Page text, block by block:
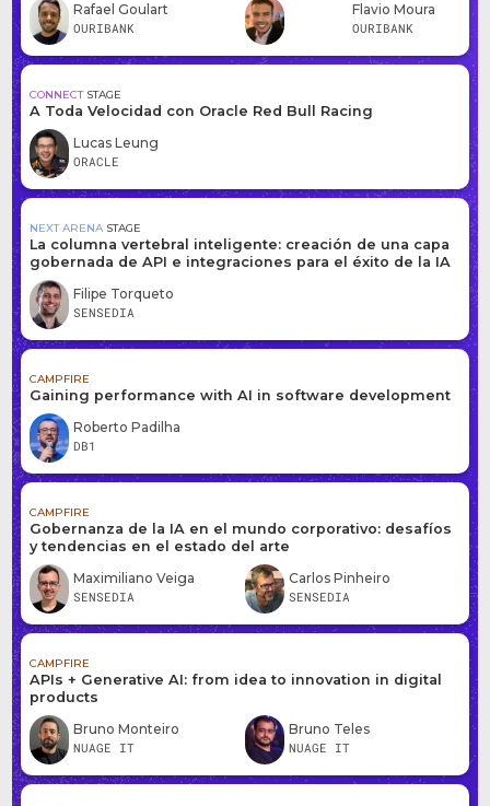
Rafael Goulart
OURIBANK
Flavio Moura
OURIBANK
CONNECTSTAGE
A Toda Velocidad con Oracle Red Bull Racing
Lucas Leung
ORACLE
NEXT ARENA STAGE
La columna vertebral inteligente: creación de una capa
gobernada de API e integraciones para el éxito de la IA
Filipe Torqueto
SENSEDIA
CAMPFIRE
Gaining performance with AI in software development
Roberto Padilha
DB1
CAMPFIRE
Gobernanza de la IA en el mundo corporativo: desafíos
y tendencias en el estado del arte
Maximiliano Veiga
SENSEDIA
Carlos Pinheiro
SENSEDIA
CAMPFIRE
APIs + Generative AI: from idea to innovation in digital
products
Bruno Monteiro
NUAGE IT
Bruno Teles
NUAGE IT